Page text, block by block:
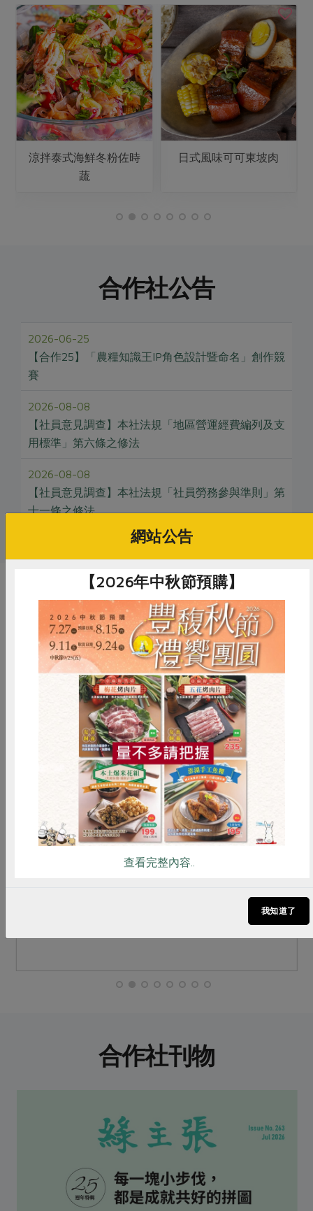
涼拌泰式海鮮冬粉佐時
蔬
日式風味可可東坡肉
合作社公告
2026-06-25
【合作25】「農糧知識王IP角色設計暨命名」創作競
賽
2026-08-08
【社員意見調查】本社法規「地區營運經費編列及支
用標準」第六條之修法
2026-08-08
【社員意見調查】本社法規「社員勞務參與準則」第
十一條之修法
推薦閱讀
一籃菜真心話
【一籃菜．真心話】第13季：3/2上線囉！
每週一下午5點鎖定合作社PODCAST頻道，精彩合
合作社刊物
惜食 RPET 食譜 減硝酸鹽
雞蛋 食安 共同購買
網站公告
【2026年中秋節預購】
查看完整內容..
我知道了